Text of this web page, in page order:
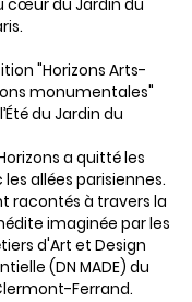
cœur du Jardin du
"Horizons Arts-
monumentales"
du Jardin du
a quitté les
allées parisiennes.
racontés à travers la
imaginée par les
d'Art et Design
(DN MADE) du
Ferrand.